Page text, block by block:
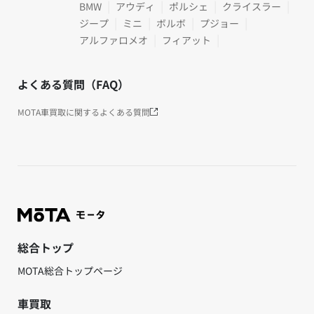
BMW アウディ ポルシェ
クライスラー
ジープ
ミニ ボルボ
プジョー
アルファロメオ
フィアット
よくある質問（FAQ）
MOTA車買取に関するよくある質問
総合トップ
MOTA総合トップページ
車買取